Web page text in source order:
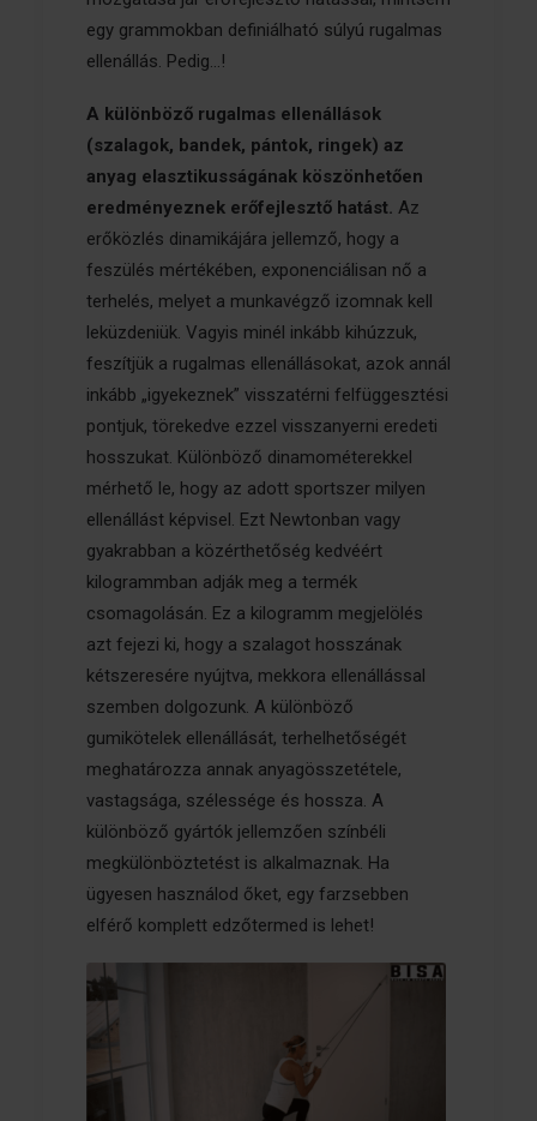
egy grammokban definiálható súlyú rugalmas
ellenállás. Pedig...!
A különböző rugalmas ellenállások
(szalagok, bandek, pántok, ringek) az
anyag elasztikusságának köszönhetően
eredményeznek erőfejlesztő hatást. Az
erőközlés dinamikájára jellemző, hogy a
feszülés mértékében, exponenciálisan nő a
terhelés, melyet a munkavégző izomnak kell
leküzdeniük. Vagyis minél inkább kihúzzuk,
feszítjük a rugalmas ellenállásokat, azok annál
inkább „igyekeznek” visszatérni felfüggesztési
pontjuk, törekedve ezzel visszanyerni eredeti
hosszukat. Különböző dinamométerekkel
mérhető le, hogy az adott sportszer milyen
ellenállást képvisel. Ezt Newtonban vagy
gyakrabban a közérthetőség kedvéért
kilogrammban adják meg a termék
csomagolásán. Ez a kilogramm megjelölés
azt fejezi ki, hogy a szalagot hosszának
kétszeresére nyújtva, mekkora ellenállással
szemben dolgozunk. A különböző
gumikötelek ellenállását, terhelhetőségét
meghatározza annak anyagösszetétele,
vastagsága, szélessége és hossza. A
különböző gyártók jellemzően színbéli
megkülönböztetést is alkalmaznak. Ha
ügyesen használod őket, egy farzsebben
elférő komplett edzőtermed is lehet!